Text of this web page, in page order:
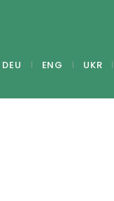
DEU ENG UKR